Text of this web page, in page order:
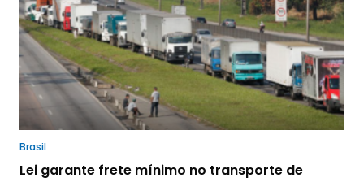
Brasil
Lei garante frete mínimo no transporte de